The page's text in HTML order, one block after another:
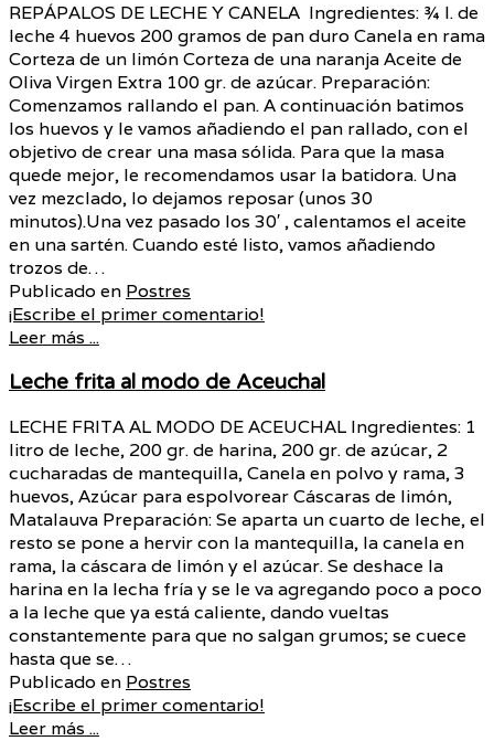
REPÁPALOS DE LECHE Y CANELA Ingredientes: ¾ l. de
leche 4 huevos 200 gramos de pan duro Canela en rama
Corteza de un limón Corteza de una naranja Aceite de
Oliva Virgen Extra 100 gr. de azúcar. Preparación:
Comenzamos rallando el pan. A continuación batimos
los huevos y le vamos añadiendo el pan rallado, con el
objetivo de crear una masa sólida. Para que la masa
quede mejor, le recomendamos usar la batidora. Una
vez mezclado, lo dejamos reposar (unos 30
minutos).Una vez pasado los 30′ , calentamos el aceite
en una sartén. Cuando esté listo, vamos añadiendo
trozos de…
Publicado en Postres
¡Escribe el primer comentario!
Leer más ...
Leche frita al modo de Aceuchal
LECHE FRITA AL MODO DE ACEUCHAL Ingredientes: 1
litro de leche, 200 gr. de harina, 200 gr. de azúcar, 2
cucharadas de mantequilla, Canela en polvo y rama, 3
huevos, Azúcar para espolvorear Cáscaras de limón,
Matalauva Preparación: Se aparta un cuarto de leche, el
resto se pone a hervir con la mantequilla, la canela en
rama, la cáscara de limón y el azúcar. Se deshace la
harina en la lecha fría y se le va agregando poco a poco
a la leche que ya está caliente, dando vueltas
constantemente para que no salgan grumos; se cuece
hasta que se…
Publicado en Postres
¡Escribe el primer comentario!
Leer más ...